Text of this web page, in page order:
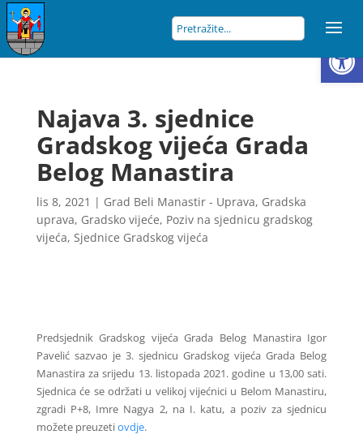
Najava 3. sjednice
Gradskog vijeća Grada
Belog Manastira
lis 8, 2021 | Grad Beli Manastir - Uprava, Gradska
uprava, Gradsko vijeće, Poziv na sjednicu gradskog
vijeća, Sjednice Gradskog vijeća
Predsjednik Gradskog vijeća Grada Belog Manastira Igor
Pavelić sazvao je 3. sjednicu Gradskog vijeća Grada Belog
Manastira za srijedu 13. listopada 2021. godine u 13,00 sati.
Sjednica će se održati u velikoj vijećnici u Belom Manastiru,
zgradi P+8, Imre Nagya 2, na I. katu, a poziv za sjednicu
možete preuzetiovdje.